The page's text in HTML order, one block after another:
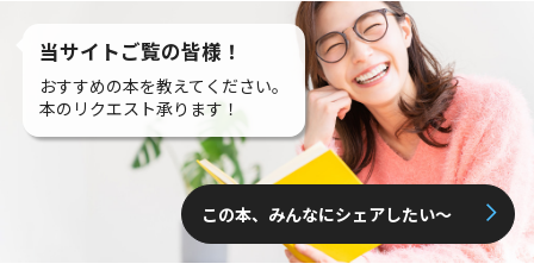
当サイトご覧の皆様！
おすすめの本を教えてください。
本のリクエスト承ります！
この本、みんなにシェアしたい〜